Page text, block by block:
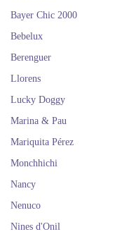
Bayer Chic 2000
Bebelux
Berenguer
Llorens
Lucky Doggy
Marina & Pau
Mariquita Pérez
Monchhichi
Nancy
Nenuco
Nines d'Onil